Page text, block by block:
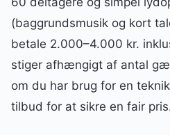
(baggrundsmusik og kort
betale 2.000–4.000 kr.
stiger afhængigt af antal
om du har brug for en
tilbud for at sikre en fair